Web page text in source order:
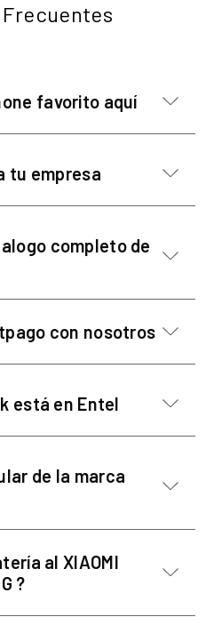
favorito aquí
tu empresa
completo de
con nosotros
está en Entel
de la marca
al XIAOMI
?